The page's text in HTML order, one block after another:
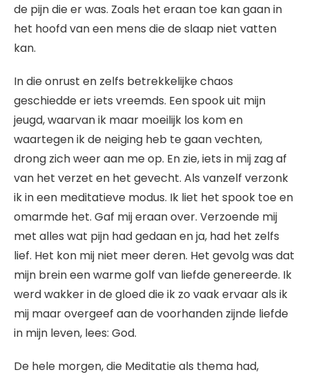
de pijn die er was. Zoals het eraan toe kan gaan in
het hoofd van een mens die de slaap niet vatten
kan.
In die onrust en zelfs betrekkelijke chaos
geschiedde er iets vreemds. Een spook uit mijn
jeugd, waarvan ik maar moeilijk los kom en
waartegen ik de neiging heb te gaan vechten,
drong zich weer aan me op. En zie, iets in mij zag af
van het verzet en het gevecht. Als vanzelf verzonk
ik in een meditatieve modus. Ik liet het spook toe en
omarmde het. Gaf mij eraan over. Verzoende mij
met alles wat pijn had gedaan en ja, had het zelfs
lief. Het kon mij niet meer deren. Het gevolg was dat
mijn brein een warme golf van liefde genereerde. Ik
werd wakker in de gloed die ik zo vaak ervaar als ik
mij maar overgeef aan de voorhanden zijnde liefde
in mijn leven, lees: God.
De hele morgen, die Meditatie als thema had,